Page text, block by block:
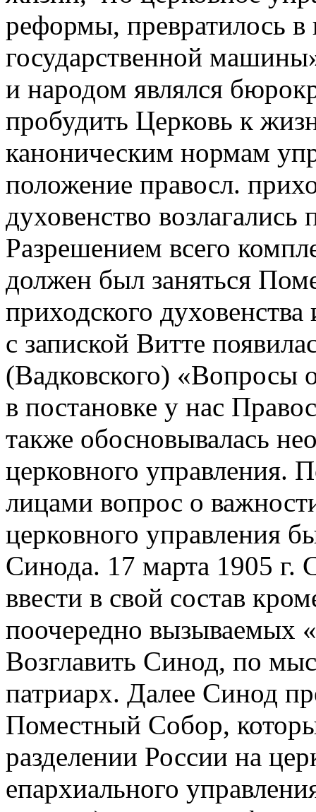
реформы, превратилось в
государственной
и народом являлся
пробудить Церковь к
каноническим нормам
положение правосл.
духовенство
Разрешением всего
должен был заняться
приходского
с запиской Витте
(Вадковского) «Вопросы
в постановке у нас
также обосновывалась
церковного управления.
лицами вопрос о
церковного управления
Синода. 17 марта 1905 г.
ввести в свой состав
поочередно вызываемых
Возглавить Синод, по
патриарх. Далее Синод
Поместный Собор,
разделении России на
епархиального